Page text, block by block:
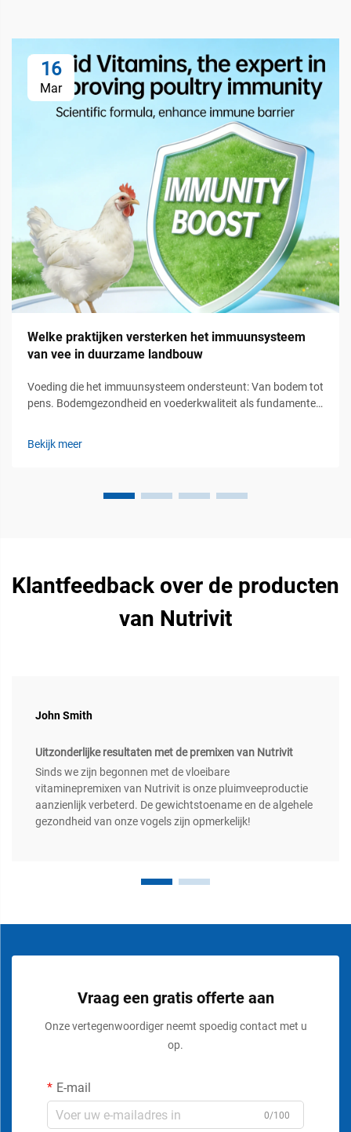
16
Mar
Welke praktijken versterken het immuunsysteem
van vee in duurzame landbouw
Voeding die het immuunsysteem ondersteunt: Van bodem tot
pens. Bodemgezondheid en voederkwaliteit als fundamentele
ondersteunen van de immuniteit van vee, waarmee eigenlijk
Bekijk meer
Klantfeedback over de producten
van Nutrivit
John Smith
Uitzonderlijke resultaten met de premixen van Nutrivit
Sinds we zijn begonnen met de vloeibare
vitaminepremixen van Nutrivit is onze pluimveeproductie
aanzienlijk verbeterd. De gewichtstoename en de algehele
gezondheid van onze vogels zijn opmerkelijk!
Vraag een gratis offerte aan
Onze vertegenwoordiger neemt spoedig contact met u
op.
E-mail
0/100